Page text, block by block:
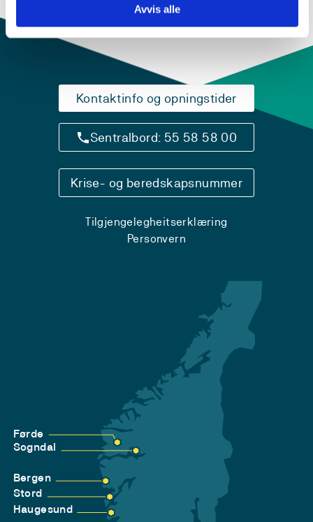
Avvis alle
Kontaktinfo og opningstider
Sentralbord: 55 58 58 00
Krise- og beredskapsnummer
Tilgjengelegheitserklæring
Personvern
Førde
Sogndal
Bergen
Stord
Haugesund